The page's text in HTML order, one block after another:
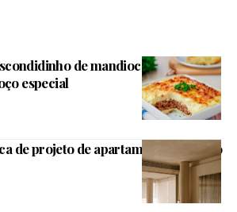
de mandioca com carne
especial
de projeto de apartamento assinado